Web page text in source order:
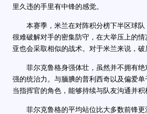
里久违的手里有中锋的感觉。
本赛季，米兰在对阵积分榜下半区球队
很难破解对手的密集防守，在大举压上的
亚也会采取相似的战术。对于米兰来说，
菲尔克鲁格身强体壮，虽然并不拥有绝
强的统治力。与腼腆的普利西奇以及偏爱
当指挥官的角色，能够持续与队友沟通并积
菲尔克鲁格的平均站位比大多数前锋更